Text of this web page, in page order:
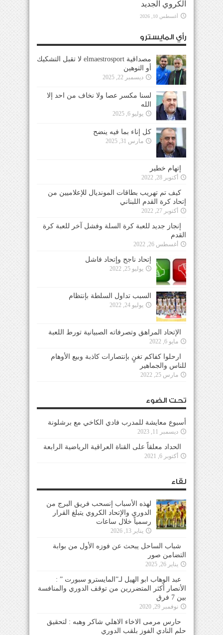
الكروي الجديد
أغسطس 10, 2026
رأي المايسترو
مصداقية elmaestrosport لا تقبل التشكيك
أو التوهين
ديسمبر 22, 2025
لسنا مكسر عصا ولا نخاف من احد إلا
الله
يوليو 6, 2025
كل إناء بما فيه ينضح
مارس 31, 2025
إتهام خطير
أكتوبر 28, 2022
كيف تم تهريب بطاقات المونديال للإعلاميين من
إتحاد كرة القدم اللبناني
أكتوبر 27, 2022
إنجاز جديد للعبة كرة السلة وفشل آخر للعبة كرة
القدم
أغسطس 26, 2022
إتحاد ناجح وإتحاد فاشل
يوليو 25, 2022
السبب تداول السلطة بإنتظام
يوليو 24, 2022
الإتحاد المراهق وتصرفاته الصبيانية تورط اللعبة
مايو 6, 2022
ارحلوا كفاكم تغنٍ بإنتصارات كاذبة وبيع الأوهام
للناس والجماهير
مارس 25, 2022
تحت الضوء
أسبوع معايشة للمدرب فادي الكاخي مع برشلونة
ديسمبر 11, 2023
الحداد معلقاً على القناة العراقية الرياضية الرابعة
أكتوبر 6, 2021
لقاء
لهذه الأسباب إنسحب فريق البرج من
الدوري والإتحاد الكروي يتبلغ القرار
رسمياً خلال ساعات
يناير 13, 2026
شباب الساحل يبحث عن فوزه الأول من بوابة
التضامن صور
يناير 26, 2025
عبد الوهاب ابو الهيل لـ”المايسترو سبورت ” :
الأنصار أكثر المتضررين من توقف الدوري والمنافسة
بين 7 فرق
نوفمبر 29, 2020
حارس مرمى الاخاء الاهلي شاكر وهبه : لتحقيق
حلم النادي الفوز بلقب الدوري